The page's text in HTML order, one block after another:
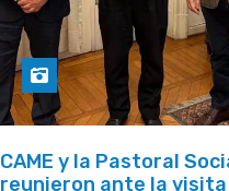
CAME y la Pastoral
reunieron ante la visita